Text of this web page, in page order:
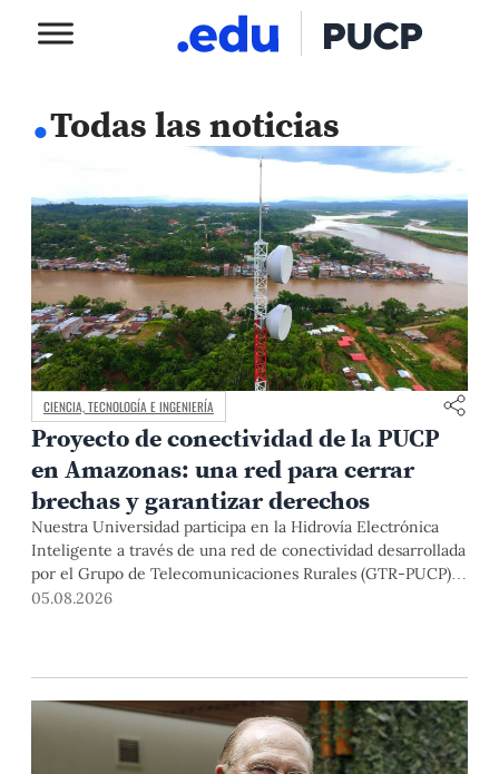
.Todas las noticias
CIENCIA, TECNOLOGÍA E INGENIERÍA
Proyecto de conectividad de la PUCP
en Amazonas: una red para cerrar
brechas y garantizar derechos
Nuestra Universidad participa en la Hidrovía Electrónica
Inteligente a través de una red de conectividad desarrollada
por el Grupo de Telecomunicaciones Rurales (GTR-PUCP)
desde el 2018. En esta nota repasamos cómo ha sido el
05.08.2026